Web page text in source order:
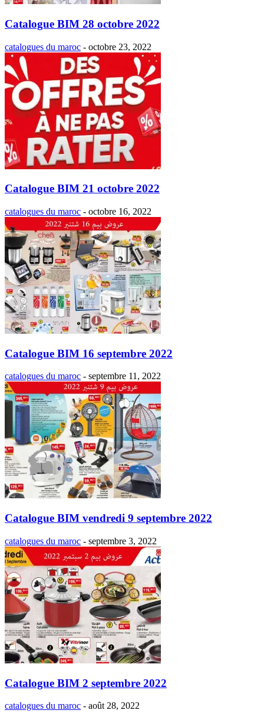
Catalogue BIM 28 octobre 2022
catalogues du maroc - octobre 23, 2022
Catalogue BIM 21 octobre 2022
catalogues du maroc - octobre 16, 2022
Catalogue BIM 16 septembre 2022
catalogues du maroc - septembre 11, 2022
Catalogue BIM vendredi 9 septembre 2022
catalogues du maroc - septembre 3, 2022
Catalogue BIM 2 septembre 2022
catalogues du maroc - août 28, 2022